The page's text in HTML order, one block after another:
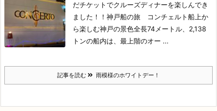
だチケットでクルーズディナーを楽しんでき
ました！！ 神戸船の旅 コンチェルト船上か
ら楽しむ神戸の景色全長74メートル、2,138
トンの船内は、最上階のオー ...
記事を読む 雨模様のホワイトデー！